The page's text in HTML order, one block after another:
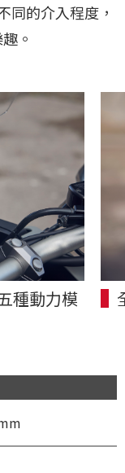
同的介入程度，
。
種動力模